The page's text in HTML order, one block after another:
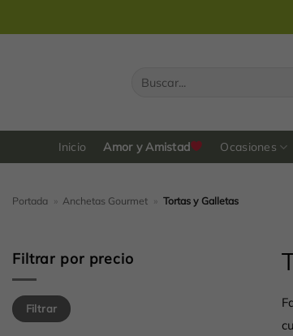
al
Inicio Amor y Amistad Ocasiones
Portada » Anchetas Gourmet » Tortas y Galletas
Filtrar por precio
Precio
mínimo
Precio
máximo
Filtrar